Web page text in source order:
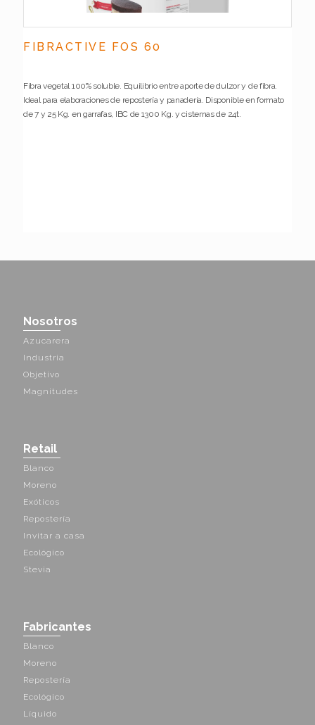
FIBRACTIVE FOS 60
Fibra vegetal 100% soluble. Equilibrio entre aporte de dulzor y de fibra.
Ideal para elaboraciones de repostería y panadería. Disponible en formato
de 7 y 25 Kg. en garrafas, IBC de 1300 Kg. y cisternas de 24t.
Nosotros
Azucarera
Industria
Objetivo
Magnitudes
Retail
Blanco
Moreno
Exóticos
Repostería
Invitar a casa
Ecológico
Stevia
Fabricantes
Blanco
Moreno
Repostería
Ecológico
Líquido